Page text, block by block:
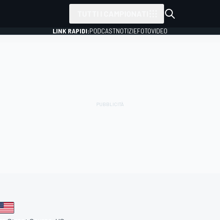
LINK RAPIDI:PODCASTNOTIZIEFOTOVIDEO